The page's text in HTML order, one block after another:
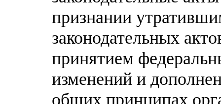
признании
законодательных
принятием
изменений и
общих принципах